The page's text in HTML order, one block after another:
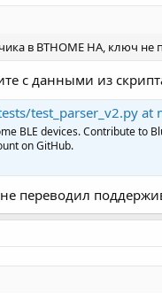
в BTHOME HA, ключ
с данными из
test_parser_v2.py at
BLE devices. Contribute to
on GitHub.
переводил